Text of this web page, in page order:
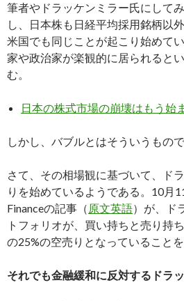
筆者やドラッケンミラー氏にして
し、日本株も日経平均採用銘柄以
米国でも同じことが起こり始めて
家や政治家が楽観的に居られると
む。
日本の株式市場の崩壊はもう始
しかし、バブルとはそういうもので
さて、その相場観に基づいて、ド
りを始めているようである。10月
Financeの記事（ 原文英語）が、ド
トフォリオが、買い持ちと売り持
の25%の空売りとなっていることを
それでも金融緩和に反対するドラ